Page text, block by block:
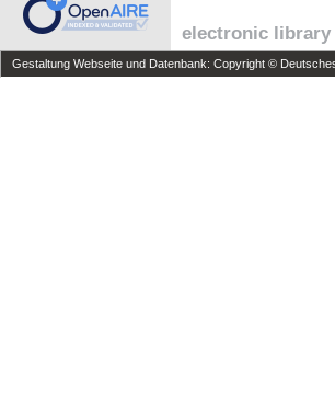
electronic library
Gestaltung Webseite und Datenbank: Copyright ©